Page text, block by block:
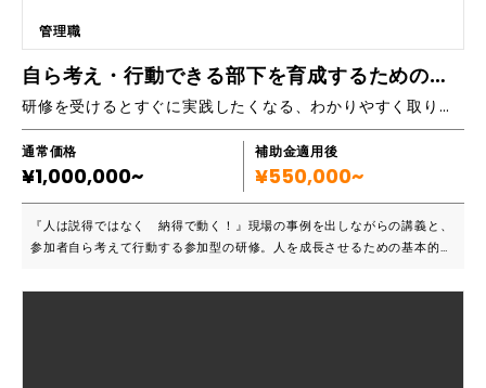
境が重要です。研修後も定期的な振り返りや交流によるさらなるスキルア
ップの機会があります。
管理職
自ら考え・行動できる部下を育成するためのマネージメント研修
研修を受けるとすぐに実践したくなる、わかりやすく取り組みやすい研修！マクドナルの人材育成と実践心理学NLPを融合した実践型研修
通常価格
¥1,000,000~
補助金適用後
¥550,000~
『人は説得ではなく 納得で動く！』現場の事例を出しながらの講義と、
参加者自ら考えて行動する参加型の研修。人を成長させるための基本的な
店長で、7店舗を統括する店長として働いていた経験があります。人を育